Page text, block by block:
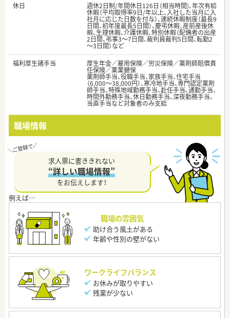
休日 週休2日制/年間休日126日（相当時間)、年次有給
休暇（平均取得率9日/年以上、入社した当月に入
社月に応じた日数を付与）、連続休暇制度（最長9
日間、初年度最長5日間）、慶弔休暇、産前産後休
暇、生理休暇、介護休暇、特別休暇（配偶者の出産
2日間、弔事3～7日間、裁判員裁判5日間、転勤2
～3日間）など
福利厚生諸手当
厚生年金／雇用保険／労災保険／薬剤師賠償責
任保険／薬業健保
薬剤師手当、役職手当、家族手当、住宅手当
（6,000～38,000円）、寒冷地手当、専門認定薬剤
師手当、特殊地域勤務手当、赴任手当、通勤手当、
時間外勤務手当、休日勤務手当、深夜勤務手当、
当直手当など対象者のみ支給
職場情報
求人票に書ききれない
“詳しい職場情報”
をお伝えします！
職場の雰囲気
助け合う風土がある
年齢や性別の壁がない
ワークライフバランス
お休みが取りやすい
残業が少ない